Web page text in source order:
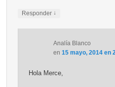
Responder ↓
Analía Blanco
en 15 mayo, 2014 en
Hola Merce,